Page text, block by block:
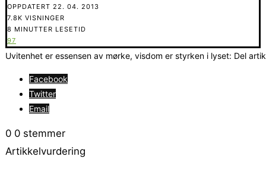
OPPDATERT 22. 04. 2013
7.8K VISNINGER
8 MINUTTER LESETID
97
Uvitenhet er essensen av mørke, visdom er styrken i lyset: Del
Facebook
Twitter
Email
0 0 stemmer
Artikkelvurdering